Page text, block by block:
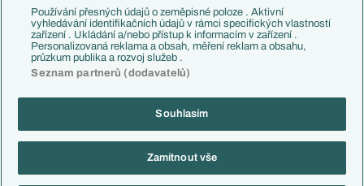
Juventus FC
Bayern Mnichov
FC Barcelona
Real Madrid
Copyright © 2001-2026 EuroFotbal.cz. Využíváme zpravodajství ČTK.
Informace o zpracování osobních údajů
Používání přesných údajů o zeměpisné poloze . Aktivní
vyhledávání identifikačních údajů v rámci specifických vlastností
zařízení . Ukládání a/nebo přístup k informacím v zařízení .
Personalizovaná reklama a obsah, měření reklam a obsahu,
průzkum publika a rozvoj služeb .
Seznam partnerů (dodavatelů)
Souhlasím
Zamítnout vše